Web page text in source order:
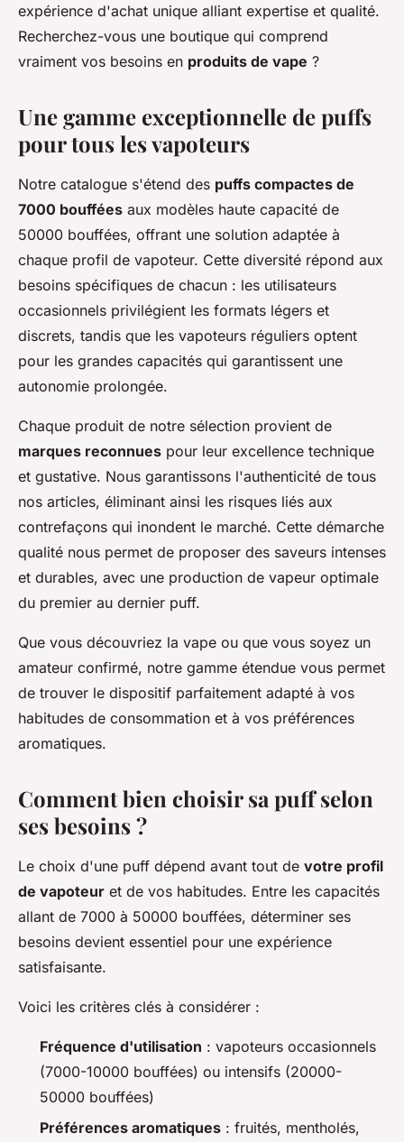
expérience d'achat unique alliant expertise et qualité.
Recherchez-vous une boutique qui comprend
vraiment vos besoins en produits de vape ?
Une gamme exceptionnelle de puffs
pour tous les vapoteurs
Notre catalogue s'étend des puffs compactes de
7000 bouffées aux modèles haute capacité de
50000 bouffées, offrant une solution adaptée à
chaque profil de vapoteur. Cette diversité répond aux
besoins spécifiques de chacun : les utilisateurs
occasionnels privilégient les formats légers et
discrets, tandis que les vapoteurs réguliers optent
pour les grandes capacités qui garantissent une
autonomie prolongée.
Chaque produit de notre sélection provient de
marques reconnues pour leur excellence technique
et gustative. Nous garantissons l'authenticité de tous
nos articles, éliminant ainsi les risques liés aux
contrefaçons qui inondent le marché. Cette démarche
qualité nous permet de proposer des saveurs intenses
et durables, avec une production de vapeur optimale
du premier au dernier puff.
Que vous découvriez la vape ou que vous soyez un
amateur confirmé, notre gamme étendue vous permet
de trouver le dispositif parfaitement adapté à vos
habitudes de consommation et à vos préférences
aromatiques.
Comment bien choisir sa puff selon
ses besoins ?
Le choix d'une puff dépend avant tout de votre profil
de vapoteur et de vos habitudes. Entre les capacités
allant de 7000 à 50000 bouffées, déterminer ses
besoins devient essentiel pour une expérience
satisfaisante.
Voici les critères clés à considérer :
Fréquence d'utilisation : vapoteurs occasionnels
(7000-10000 bouffées) ou intensifs (20000-
50000 bouffées)
Préférences aromatiques : fruités, mentholés,